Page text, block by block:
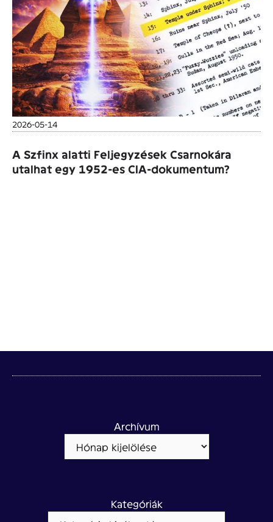
2026-05-14
A Szfinx alatti Feljegyzések Csarnokára
utalhat egy 1952-es CIA-dokumentum?
Archívum
Kategóriák